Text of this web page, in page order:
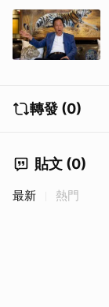
轉發 (0)
貼文 (0)
最新 熱門